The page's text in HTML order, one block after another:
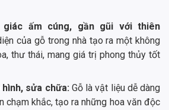
giác ấm cúng, gần gũi với thiên
của gỗ trong nhà tạo ra một không
thư thái, mang giá trị phong thủy tốt
sửa chữa: Gỗ là vật liệu dễ dàng
chạm khắc, tạo ra những hoa văn độc